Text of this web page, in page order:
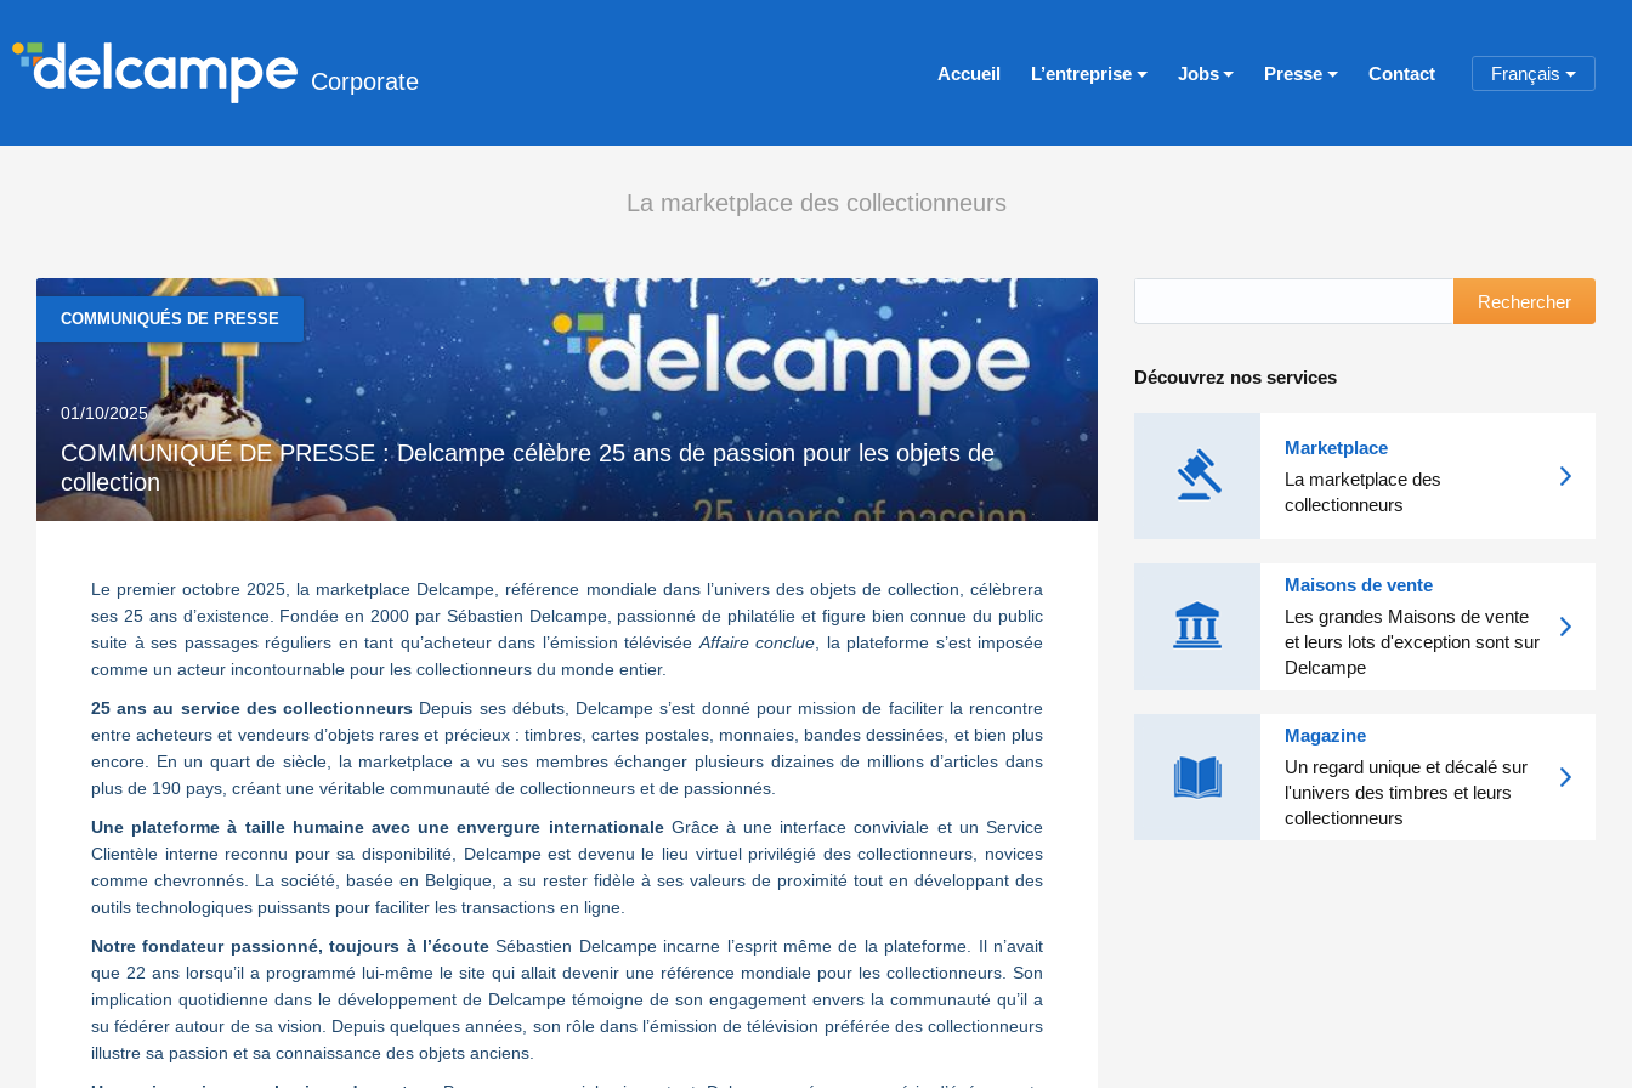
Corporate Accueil L’entreprise Jobs Presse Contact Français
La marketplace des collectionneurs
COMMUNIQUÉS DE PRESSE
01/10/2025
COMMUNIQUÉ DE PRESSE : Delcampe célèbre 25 ans de passion pour les objets de
collection
Le premier octobre 2025, la marketplace Delcampe, référence mondiale dans l’univers des objets de collection, célèbrera
ses 25 ans d’existence. Fondée en 2000 par Sébastien Delcampe, passionné de philatélie et figure bien connue du public
suite à ses passages réguliers en tant qu’acheteur dans l’émission télévisée Affaire conclue , la plateforme s’est imposée
comme un acteur incontournable pour les collectionneurs du monde entier.
25 ans au service des collectionneurs Depuis ses débuts, Delcampe s’est donné pour mission de faciliter la rencontre
entre acheteurs et vendeurs d’objets rares et précieux : timbres, cartes postales, monnaies, bandes dessinées, et bien plus
encore. En un quart de siècle, la marketplace a vu ses membres échanger plusieurs dizaines de millions d’articles dans
plus de 190 pays, créant une véritable communauté de collectionneurs et de passionnés.
Une plateforme à taille humaine avec une envergure internationaleGrâce à une interface conviviale et un Service
Clientèle interne reconnu pour sa disponibilité, Delcampe est devenu le lieu virtuel privilégié des collectionneurs, novices
comme chevronnés. La société, basée en Belgique, a su rester fidèle à ses valeurs de proximité tout en développant des
outils technologiques puissants pour faciliter les transactions en ligne.
Notre fondateur passionné, toujours à l’écoute Sébastien Delcampe incarne l’esprit même de la plateforme. Il n’avait
que 22 ans lorsqu’il a programmé lui-même le site qui allait devenir une référence mondiale pour les collectionneurs. Son
implication quotidienne dans le développement de Delcampe témoigne de son engagement envers la communauté qu’il a
su fédérer autour de sa vision. Depuis quelques années, son rôle dans l’émission de télévision préférée des collectionneurs
illustre sa passion et sa connaissance des objets anciens.
Rechercher
Découvrez nos services
Marketplace
La marketplace des
collectionneurs
Maisons de vente
Les grandes Maisons de vente
et leurs lots d'exception sont sur
Delcampe
Magazine
Un regard unique et décalé sur
l'univers des timbres et leurs
collectionneurs